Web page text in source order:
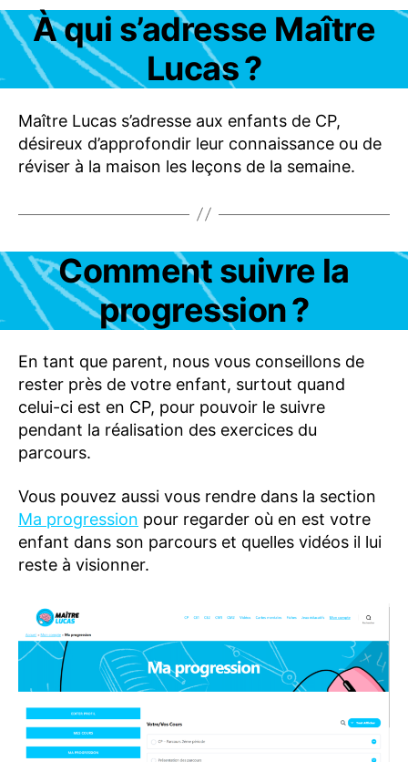
Catégories
B
O
E
N
S
F
R
E
S
Q
À qui s’adresse Maître
Lucas ?
Maître Lucas s’adresse aux enfants de CP,
désireux d’approfondir leur connaissance ou de
réviser à la maison les leçons de la semaine.
Catégories
O
M
T
-
C
-
M
R
H
E
F
A
Q
L
-
O
Comment suivre la
progression ?
En tant que parent, nous vous conseillons de
rester près de votre enfant, surtout quand
celui-ci est en CP, pour pouvoir le suivre
pendant la réalisation des exercices du
parcours.
Vous pouvez aussi vous rendre dans la section
Ma progression pour regarder où en est votre
enfant dans son parcours et quelles vidéos il lui
reste à visionner.